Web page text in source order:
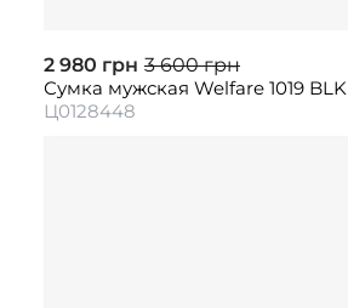
2 980 грн 3 600 грн
Сумка мужская Welfare 1019 BLK
Ц0128448